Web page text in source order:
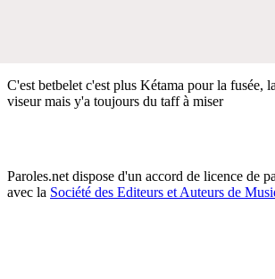
C'est betbelet c'est plus Kétama pour la fusée,
viseur mais y'a toujours du taff à miser
Paroles.net dispose d'un accord de licence de
avec la Société des Editeurs et Auteurs de